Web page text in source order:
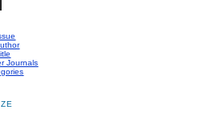
Journals